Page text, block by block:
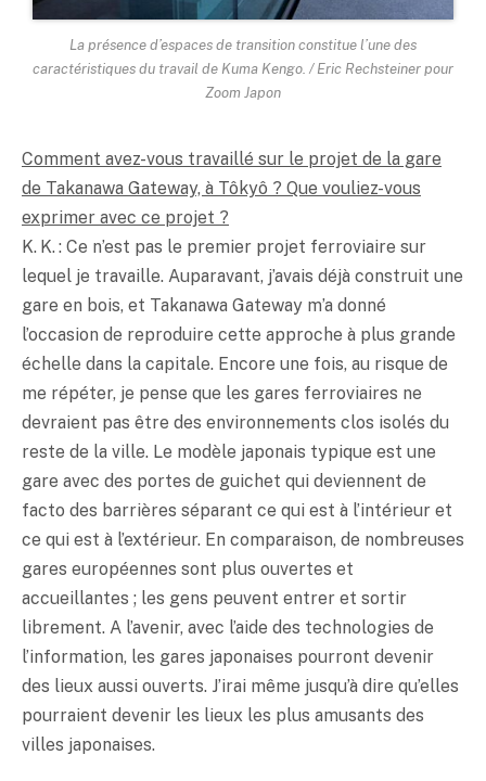
La présence d’espaces de transition constitue l’une des
caractéristiques du travail de Kuma Kengo. / Eric Rechsteiner pour
Zoom Japon
Comment avez-vous travaillé sur le projet de la gare
de Takanawa Gateway, à Tôkyô ? Que vouliez-vous
exprimer avec ce projet ?
K. K. : Ce n’est pas le premier projet ferroviaire sur
lequel je travaille. Auparavant, j’avais déjà construit une
gare en bois, et Takanawa Gateway m’a donné
l’occasion de reproduire cette approche à plus grande
échelle dans la capitale. Encore une fois, au risque de
me répéter, je pense que les gares ferroviaires ne
devraient pas être des environnements clos isolés du
reste de la ville. Le modèle japonais typique est une
gare avec des portes de guichet qui deviennent de
facto des barrières séparant ce qui est à l’intérieur et
ce qui est à l’extérieur. En comparaison, de nombreuses
gares européennes sont plus ouvertes et
accueillantes ; les gens peuvent entrer et sortir
librement. A l’avenir, avec l’aide des technologies de
l’information, les gares japonaises pourront devenir
des lieux aussi ouverts. J’irai même jusqu’à dire qu’elles
pourraient devenir les lieux les plus amusants des
villes japonaises.